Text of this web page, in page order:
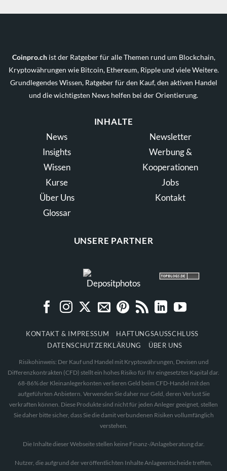
Coinpro.chist der Ratgeber für alle Themen rund um Blockchain,
Kryptowährungen wie Bitcoin, Ethereum, Ripple und viele Weitere.
Grundlegendes Wissen, Ratgeber für den Kauf, den aktiven Handel
und die wichtigsten News helfen bei der Orientierung.
INHALTE
News
Insights
Wissen
Kurse
Über Uns
Glossar
Newsletter
Werbung &
Kooperationen
Jobs
Kontakt
UNSERE PARTNER
KONTAKT & IMPRESSUM
HAFTUNGSAUSSCHLUSS
DATENSCHUTZERKLÄRUNG
ÜBER UNS
Risikohinweis: Der Kauf und Handel mit Kryptowährungen, Devisen und
Differenzkontrakten (CFD) stellt ein hohes Risiko für Ihr eingesetztes Kapital dar.
68-86% der Kleinanlegerkonten verlieren Geld beim CFD-Handel mit den
aufgeführten Anbietern. Verwenden Sie daher nur Geld, deren Verlust Sie
verkraften können. Diese Produkte sind nicht für jeden Anleger geeignet, stellen
Sie daher bitte sicher, dass Sie die damit verbundenen Risiken vollumfänglich
verstehen.
Die Inhalte dieser Webseite stellen keine Finanz-/Anlageberatung dar.
Nutzer, die aufgrund der veröffentlichten Inhalte Anlageentscheide treffen,